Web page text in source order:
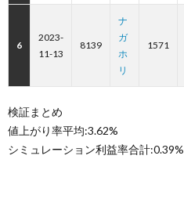
6
2023-
11-13
8139
ナ
ガ
ホ
リ
1571
検証まとめ
値上がり率平均:3.62%
シミュレーション利益率合計:0.39%